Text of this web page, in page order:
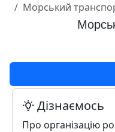
Морський
Дізнаємось
Про організацію